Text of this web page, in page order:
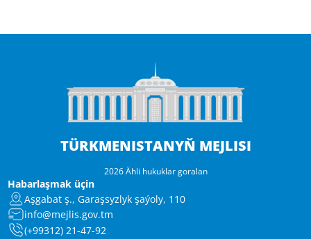
TÜRKMENISTANYŇ MEJLISI
2026 Ähli hukuklar goralan
Habarlaşmak üçin
Aşgabat ş., Garaşsyzlyk şaýoly, 110
info@mejlis.gov.tm
(+99312) 21-47-92